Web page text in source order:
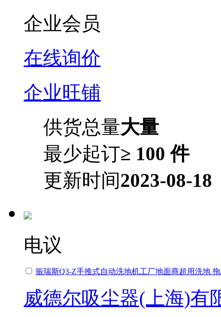
企业会员
在线询价
企业旺铺
供货总量大量
最少起订≥ 100 件
更新时间2023-08-18
电议
振瑞斯Q3-Z手推式自动洗地机工厂地面商超用洗地
威德尔吸尘器(上海)有